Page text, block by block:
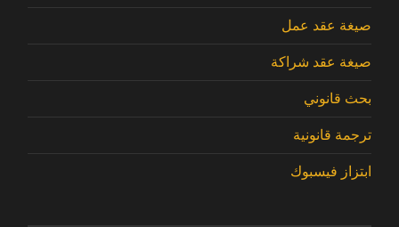
صيغة عقد عمل
صيغة عقد شراكة
بحث قانوني
ترجمة قانونية
ابتزاز فيسبوك